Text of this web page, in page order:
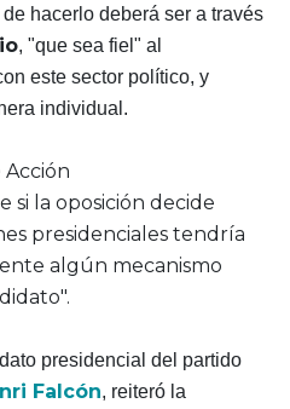
de hacerlo deberá ser a través
, "que sea fiel" al
este sector político, y
individual.
si la oposición decide
presidenciales tendría
algún mecanismo
presidencial del partido
Falcón, reiteró la